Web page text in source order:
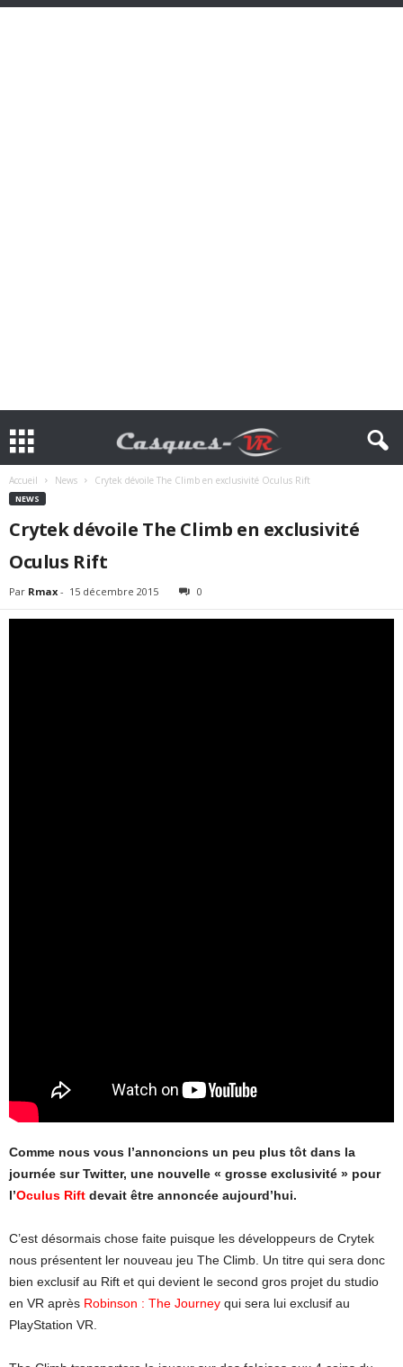
Accueil News Crytek dévoile The Climb en exclusivité Oculus Rift
NEWS
Crytek dévoile The Climb en exclusivité
Oculus Rift
Par Rmax - 15 décembre 2015 0
Comme nous vous l’annoncions un peu plus tôt dans la
journée sur Twitter, une nouvelle « grosse exclusivité » pour
l’Oculus Rift devait être annoncée aujourd’hui.
C’est désormais chose faite puisque les développeurs de Crytek
nous présentent ler nouveau jeu The Climb. Un titre qui sera donc
bien exclusif au Rift et qui devient le second gros projet du studio
en VR après Robinson : The Journey qui sera lui exclusif au
PlayStation VR.